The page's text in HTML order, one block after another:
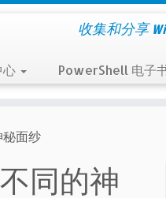
收集和分享
PowerShell 电子
面纱
同的神